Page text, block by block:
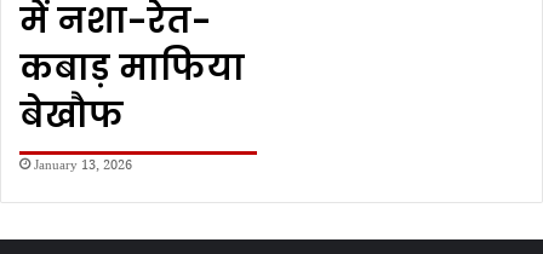
में नशा-रेत-
कबाड़ माफिया
बेखौफ
January 13, 2026